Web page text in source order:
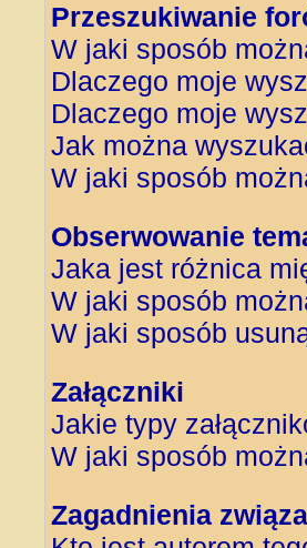
Przeszukiwanie
W jaki sposób
Dlaczego moje
Dlaczego moje
Jak można
W jaki sposób
Obserwowanie
Jaka jest różnica
W jaki sposób
W jaki sposób
Załączniki
Jakie typy
W jaki sposób
Zagadnienia